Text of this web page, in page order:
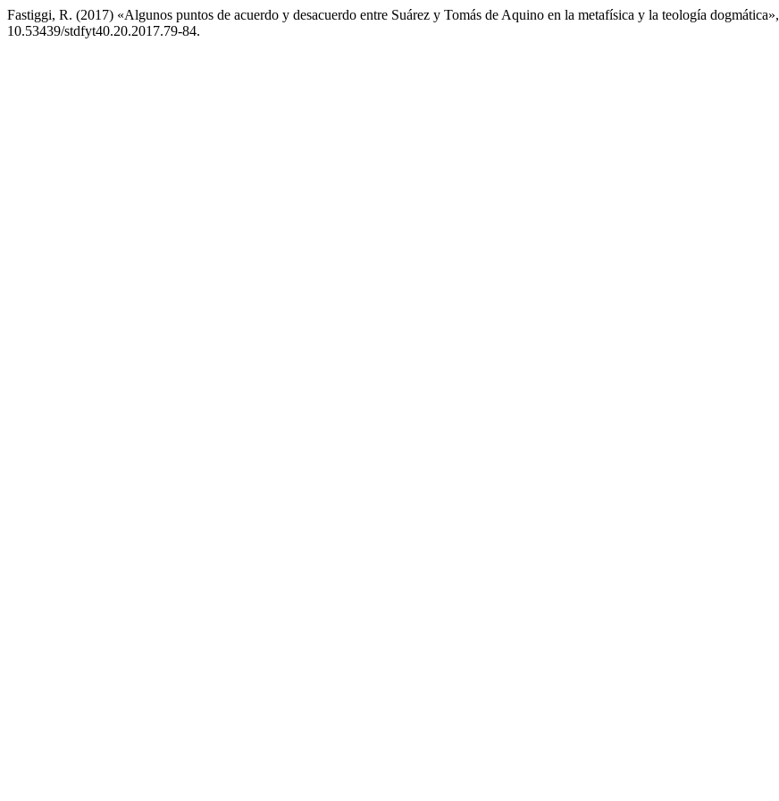
Fastiggi, R. (2017) «Algunos puntos de acuerdo y desacuerdo entre Suárez y Tomás de Aquino en la metafísica y la teología dogmática»,
10.53439/stdfyt40.20.2017.79-84.